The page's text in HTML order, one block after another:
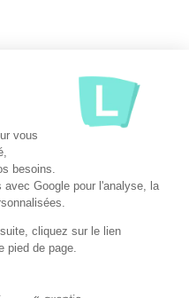
vous
besoins.
avec Google pour l'analyse, la
cliquez sur le lien
pied de page.